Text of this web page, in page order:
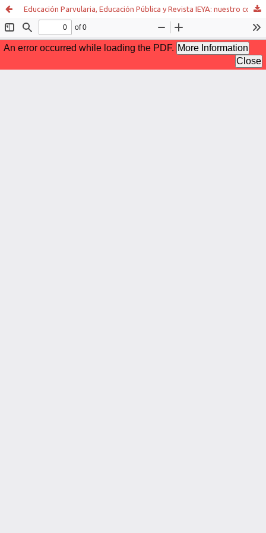
Educación Parvularia, Educación Pública y Revista IEYA: nuestro comienzo